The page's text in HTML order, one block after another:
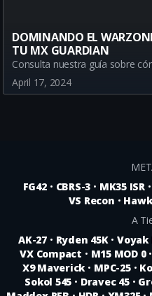
DOMINANDO EL
TU MX GUARDIAN
April 17, 2024
FG42 • CBRS-3 • MK35 ISR •
VS Recon •
A
AK-27 • Ryden 45K • Voyak
VX Compact • M15 MOD 0 •
X9 Maverick • MPC-25 •
Sokol 545 • Dravec 45 •